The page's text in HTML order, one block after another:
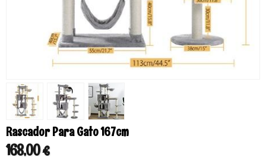
Rascador Para Gato 167cm
168,00 €